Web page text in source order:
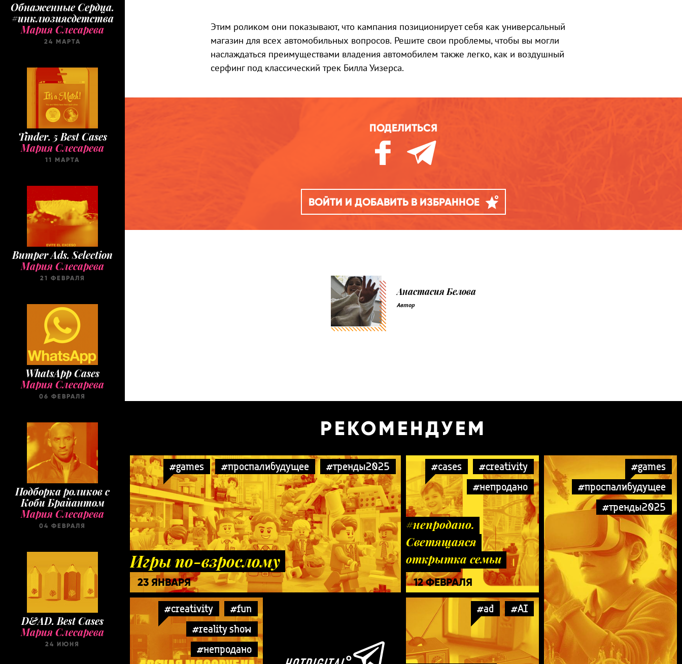
Обнаженные Cердца.
#инклюзиясдетства
Мария Слесарева
24 МАРТА
Tinder. 5 Best Cases
Мария Слесарева
11 МАРТА
Bumper Ads. Selection
Мария Слесарева
21 ФЕВРАЛЯ
WhatsApp Cases
Мария Слесарева
06 ФЕВРАЛЯ
Подборка роликов с
Коби Брайантом
Мария Слесарева
04 ФЕВРАЛЯ
D&AD. Best Cases
Мария Слесарева
24 ИЮНЯ
Этим роликом они показывают, что кампания позиционирует себя как универсальный
магазин для всех автомобильных вопросов. Решите свои проблемы, чтобы вы могли
наслаждаться преимуществами владения автомобилем также легко, как и воздушный
серфинг под классический трек Билла Уизерса.
ПОДЕЛИТЬСЯ
ВОЙТИ И ДОБАВИТЬ В ИЗБРАННОЕ
Анастасия Белова
Автор
РЕКОМЕНДУЕМ
#games #проспалибудущее #тренды2025
Игры по-взрослому
23 ЯНВАРЯ
#cases
#creativity
#непродано
#непродано.
Светящаяся
открытка семьи
будущего
12 ФЕВРАЛЯ
#games
#проспалибудущее
#тренды2025
#creativity
#fun
#reality show
#непродано
#ad #AI